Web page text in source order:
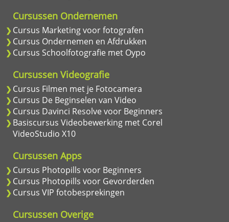
Cursussen Ondernemen
Cursus Marketing voor fotografen
Cursus Ondernemen en Afdrukken
Cursus Schoolfotografie met Oypo
Cursussen Videografie
Cursus Filmen met je Fotocamera
Cursus De Beginselen van Video
Cursus Davinci Resolve voor Beginners
Basiscursus Videobewerking met Corel
VideoStudio X10
Cursussen Apps
Cursus Photopills voor Beginners
Cursus Photopills voor Gevorderden
Cursus VIP fotobesprekingen
Cursussen Overige